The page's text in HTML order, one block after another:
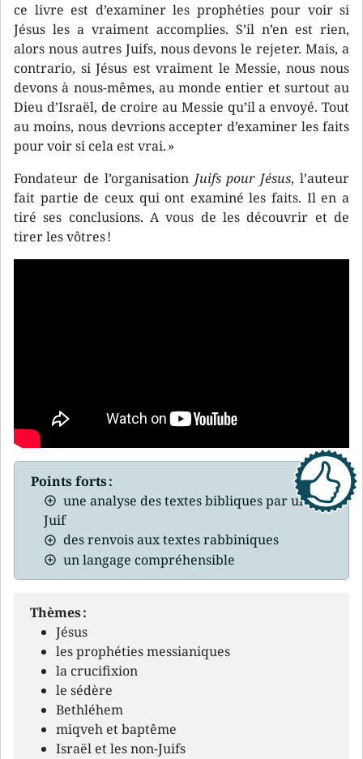
ce livre est d’examiner les prophéties pour voir si
Jésus les a vraiment accomplies. S’il n’en est rien,
alors nous autres Juifs, nous devons le rejeter. Mais, a
contrario, si Jésus est vraiment le Messie, nous nous
devons à nous-mêmes, au monde entier et surtout au
Dieu d’Israël, de croire au Messie qu’il a envoyé. Tout
au moins, nous devrions accepter d’examiner les faits
pour voir si cela est vrai. »
Fondateur de l’organisation Juifs pour Jésus, l’auteur
fait partie de ceux qui ont examiné les faits. Il en a
tiré ses conclusions. A vous de les découvrir et de
tirer les vôtres !
Points forts :
une analyse des textes bibliques par un
Juif
des renvois aux textes rabbiniques
un langage compréhensible
Thèmes :
Jésus
les prophéties messianiques
la crucifixion
le sédère
Bethléhem
miqveh et baptême
Israël et les non-Juifs